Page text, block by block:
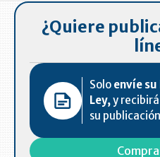
¿Quiere
Solo envíe
Ley,y
su publicación